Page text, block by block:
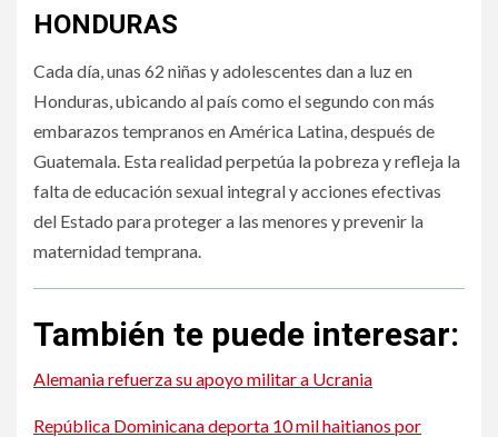
HONDURAS
Cada día, unas 62 niñas y adolescentes dan a luz en
Honduras, ubicando al país como el segundo con más
embarazos tempranos en América Latina, después de
Guatemala. Esta realidad perpetúa la pobreza y refleja la
falta de educación sexual integral y acciones efectivas
del Estado para proteger a las menores y prevenir la
maternidad temprana.
También te puede interesar:
Alemania refuerza su apoyo militar a Ucrania
República Dominicana deporta 10 mil haitianos por